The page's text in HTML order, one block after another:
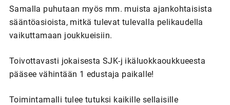
Samalla puhutaan myös mm. muista ajankohtaisista
sääntöasioista, mitkä tulevat tulevalla pelikaudella
vaikuttamaan joukkueisiin.
Toivottavasti jokaisesta SJK-j ikäluokkaoukkueesta
pääsee vähintään 1 edustaja paikalle!
Toimintamalli tulee tutuksi kaikille sellaisille